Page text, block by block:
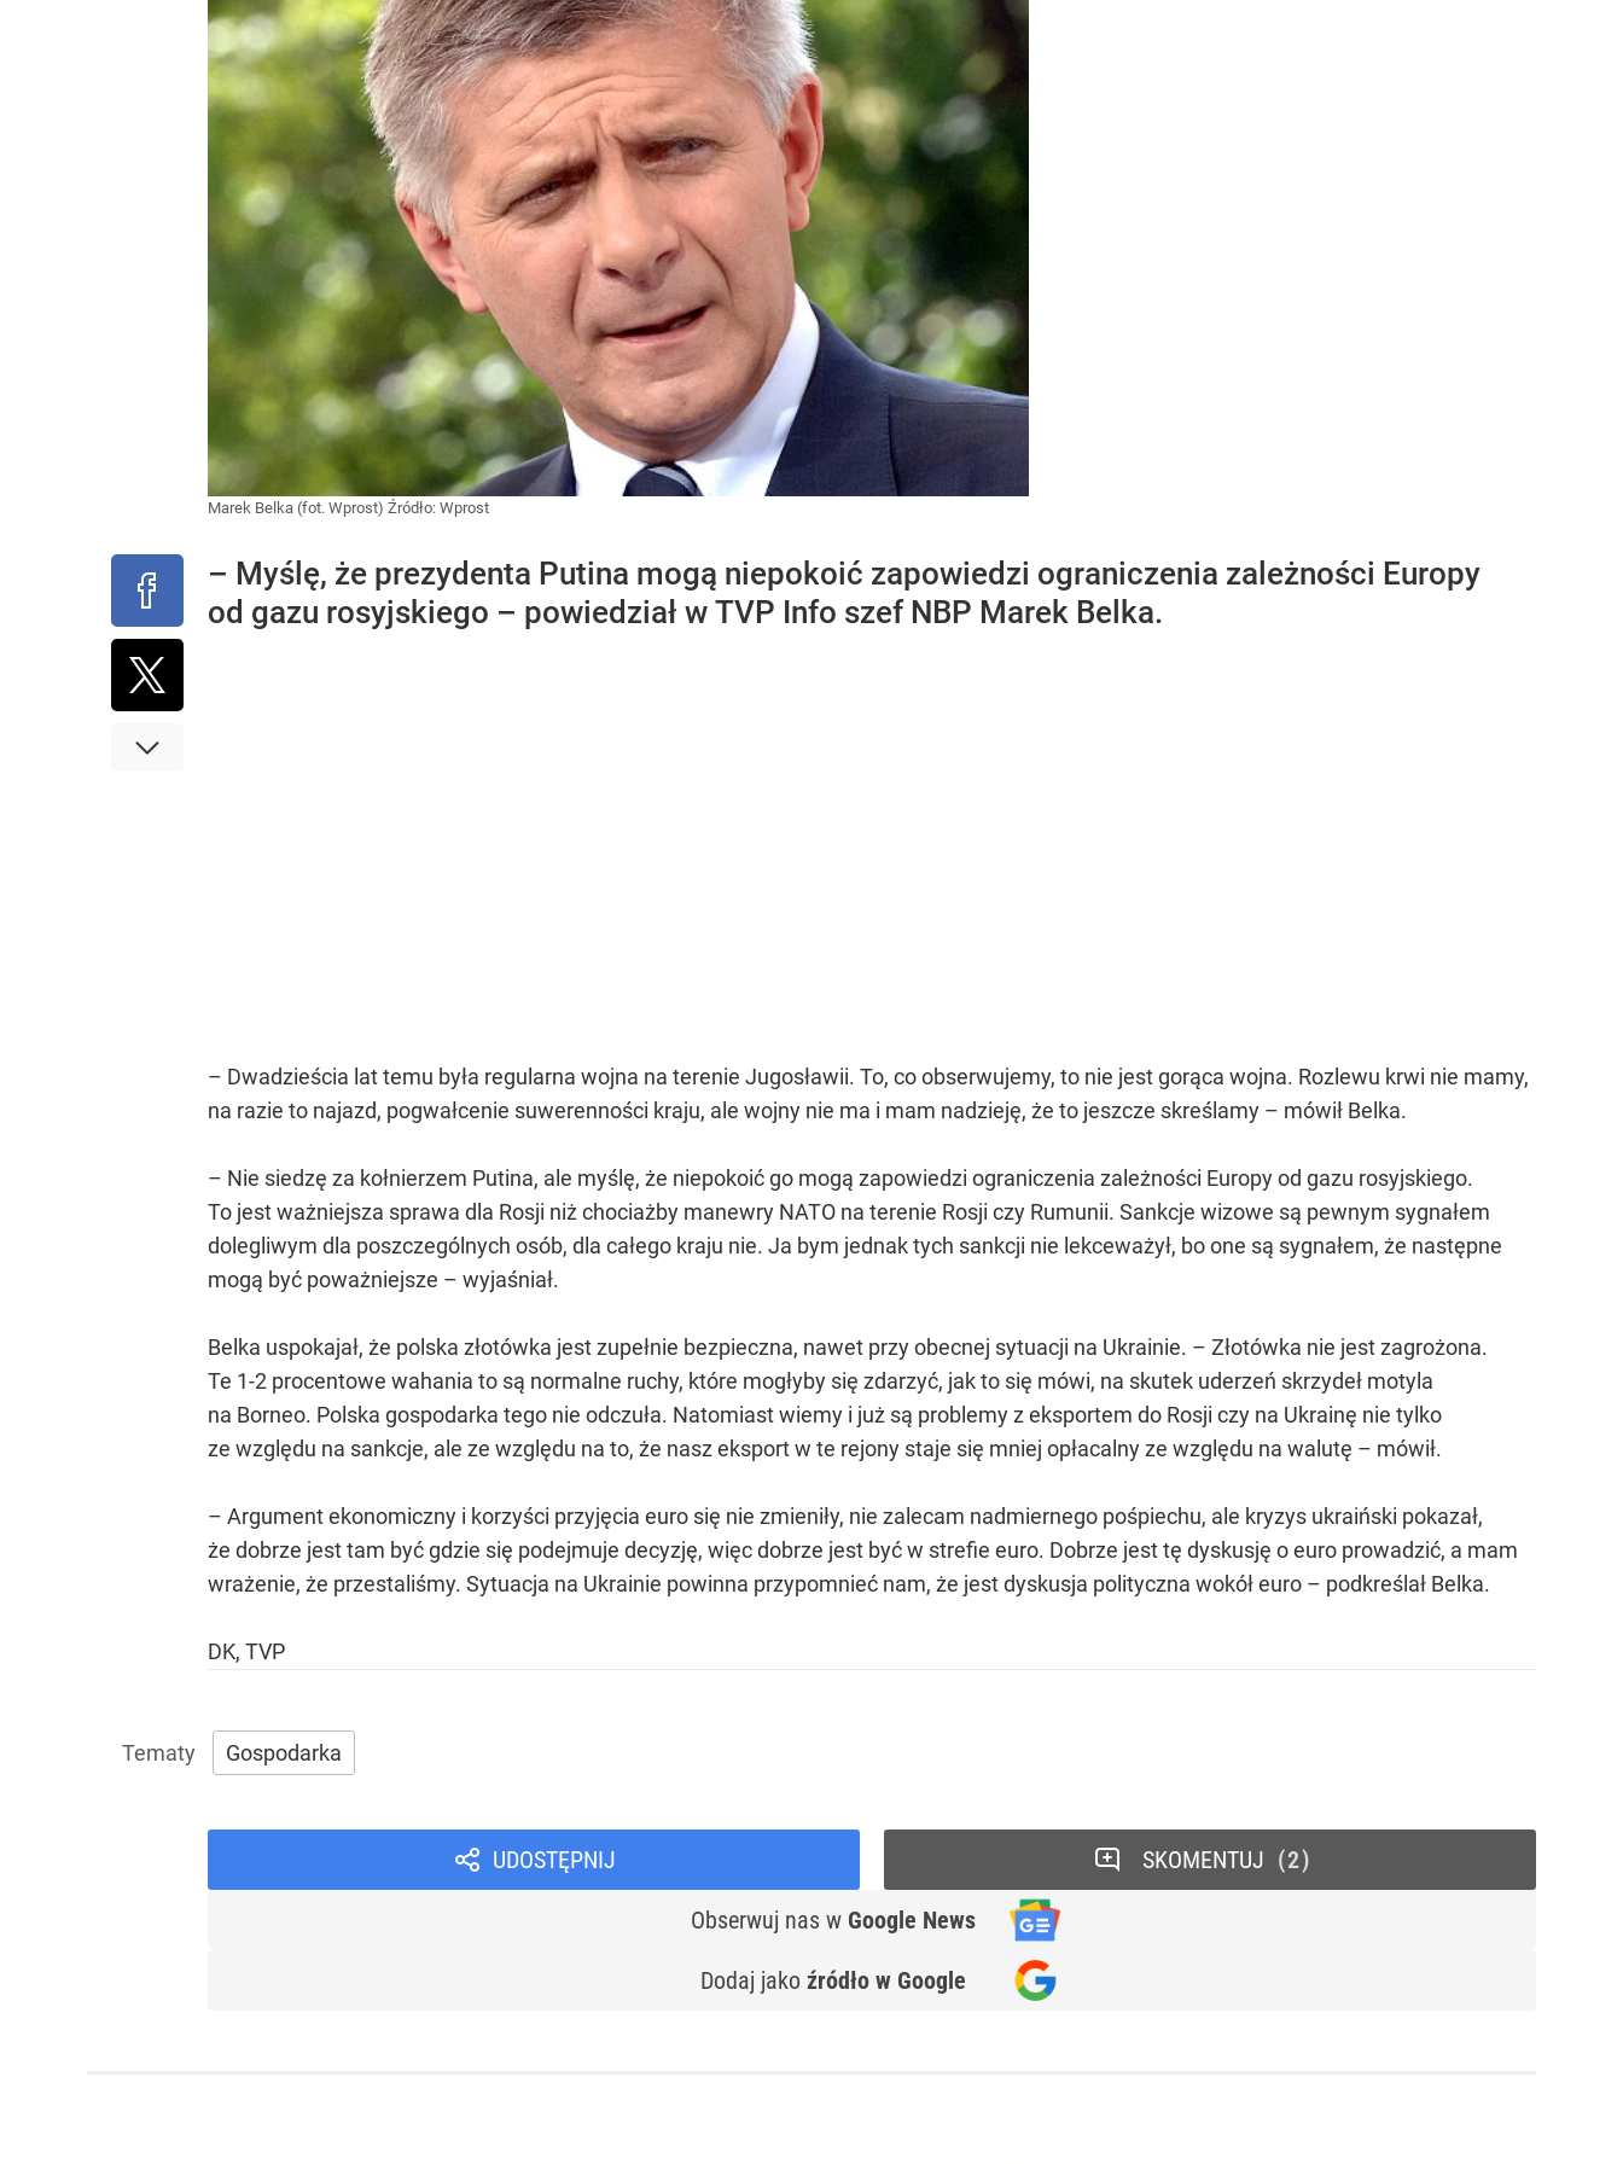
Marek Belka (fot. Wprost) Źródło: Wprost
– Myślę, że prezydenta Putina mogą niepokoić zapowiedzi ograniczenia zależności Europy
od gazu rosyjskiego – powiedział w TVP Info szef NBP Marek Belka.
– Dwadzieścia lat temu była regularna wojna na terenie Jugosławii. To, co obserwujemy, to nie jest gorąca wojna. Rozlewu krwi nie mamy,
na razie to najazd, pogwałcenie suwerenności kraju, ale wojny nie ma i mam nadzieję, że to jeszcze skreślamy – mówił Belka.
– Nie siedzę za kołnierzem Putina, ale myślę, że niepokoić go mogą zapowiedzi ograniczenia zależności Europy od gazu rosyjskiego.
To jest ważniejsza sprawa dla Rosji niż chociażby manewry NATO na terenie Rosji czy Rumunii. Sankcje wizowe są pewnym sygnałem
dolegliwym dla poszczególnych osób, dla całego kraju nie. Ja bym jednak tych sankcji nie lekceważył, bo one są sygnałem, że następne
mogą być poważniejsze – wyjaśniał.
Belka uspokajał, że polska złotówka jest zupełnie bezpieczna, nawet przy obecnej sytuacji na Ukrainie. – Złotówka nie jest zagrożona.
Te 1-2 procentowe wahania to są normalne ruchy, które mogłyby się zdarzyć, jak to się mówi, na skutek uderzeń skrzydeł motyla
na Borneo. Polska gospodarka tego nie odczuła. Natomiast wiemy i już są problemy z eksportem do Rosji czy na Ukrainę nie tylko
ze względu na sankcje, ale ze względu na to, że nasz eksport w te rejony staje się mniej opłacalny ze względu na walutę – mówił.
– Argument ekonomiczny i korzyści przyjęcia euro się nie zmieniły, nie zalecam nadmiernego pośpiechu, ale kryzys ukraiński pokazał,
że dobrze jest tam być gdzie się podejmuje decyzję, więc dobrze jest być w strefie euro. Dobrze jest tę dyskusję o euro prowadzić, a mam
wrażenie, że przestaliśmy. Sytuacja na Ukrainie powinna przypomnieć nam, że jest dyskusja polityczna wokół euro – podkreślał Belka.
DK, TVP
Gospodarka
UDOSTĘPNIJ
Obserwuj nas w Google News
Dodaj jako źródło w Google
SKOMENTUJ 2